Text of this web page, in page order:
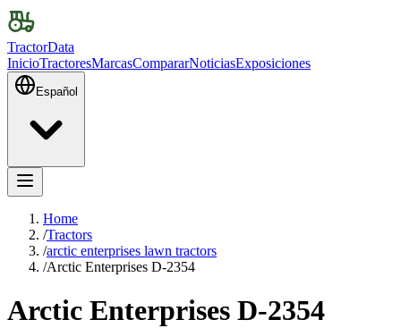
TractorData
InicioTractoresMarcasCompararNoticiasExposiciones
Español
Home
/Tractors
/arctic enterprises lawn tractors
/Arctic Enterprises D-2354
Arctic Enterprises D-2354